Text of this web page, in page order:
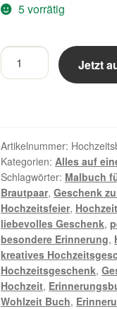
5 vorrätig
Hochzeits-
Ausmalbuch
mit
Herz
-
gebundene
Ausgabe
Menge
Jetzt
Artikelnummer:
Kategorien: Alles auf
Schlagwörter: Malbuch
Brautpaar,Geschenk
Hochzeitsfeier,
liebevolles Geschenk,
besondere Erinnerung,
kreatives
Hochzeitsgeschenk,
Hochzeit,
Wohlzeit Buch,